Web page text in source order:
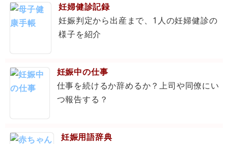
妊婦健診記録
妊娠判定から出産まで、1人の妊婦健診の
様子を紹介
妊娠中の仕事
仕事を続けるか辞めるか？上司や同僚にい
つ報告する？
妊娠用語辞典